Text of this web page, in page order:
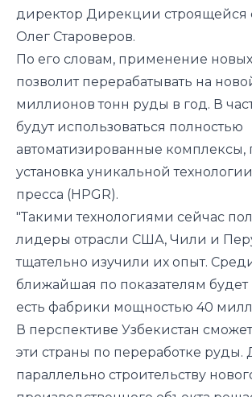
директор Дирекции строящейся
Олег Староверов.
По его словам, применение
позволит перерабатывать на
миллионов тонн руды в год. В
будут использоваться полностью
автоматизированные комплексы,
установка уникальной
пресса (HPGR).
"Такими технологиями сейчас
лидеры отрасли США, Чили и
тщательно изучили их опыт.
ближайшая по показателям будет
есть фабрики мощностью 40
В перспективе Узбекистан
эти страны по переработке руды.
параллельно строительству